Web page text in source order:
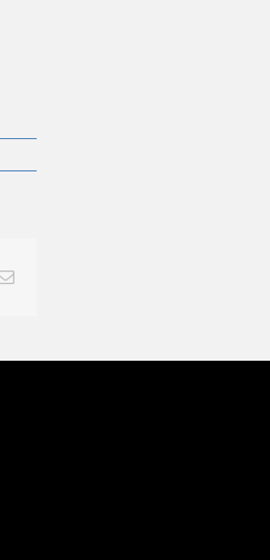
Email